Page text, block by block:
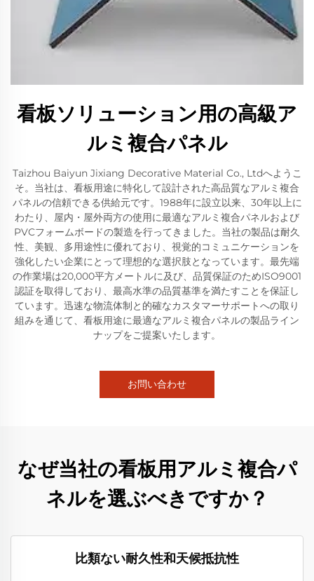
看板ソリューション用の高級ア
ルミ複合パネル
Taizhou Baiyun Jixiang Decorative Material Co., Ltdへようこ
そ。当社は、看板用途に特化して設計された高品質なアルミ複合
パネルの信頼できる供給元です。1988年に設立以来、30年以上に
わたり、屋内・屋外両方の使用に最適なアルミ複合パネルおよび
PVCフォームボードの製造を行ってきました。当社の製品は耐久
性、美観、多用途性に優れており、視覚的コミュニケーションを
強化したい企業にとって理想的な選択肢となっています。最先端
の作業場は20,000平方メートルに及び、品質保証のためISO9001
認証を取得しており、最高水準の品質基準を満たすことを保証し
ています。迅速な物流体制と的確なカスタマーサポートへの取り
組みを通じて、看板用途に最適なアルミ複合パネルの製品ライン
ナップをご提案いたします。
お問い合わせ
なぜ当社の看板用アルミ複合パ
ネルを選ぶべきですか？
比類ない耐久性和天候抵抗性